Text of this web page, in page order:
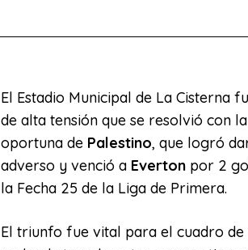
El Estadio Municipal de La Cisterna
de alta tensión que se resolvió con
oportuna de Palestino, que logró
adverso y venció a Evertonpor 2
la Fecha 25 de la Liga de Primera.
El triunfo fue vital para el cuadro